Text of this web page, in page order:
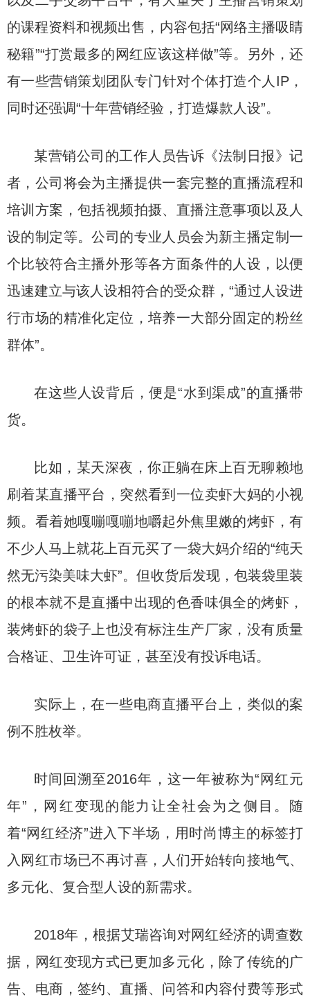
的课程资料和视频出售，内容包括“网络主播吸睛
秘籍”“打赏最多的网红应该这样做”等。另外，还
有一些营销策划团队专门针对个体打造个人IP，
同时还强调“十年营销经验，打造爆款人设”。
某营销公司的工作人员告诉《法制日报》记
者，公司将会为主播提供一套完整的直播流程和
培训方案，包括视频拍摄、直播注意事项以及人
设的制定等。公司的专业人员会为新主播定制一
个比较符合主播外形等各方面条件的人设，以便
迅速建立与该人设相符合的受众群，“通过人设进
行市场的精准化定位，培养一大部分固定的粉丝
群体”。
在这些人设背后，便是“水到渠成”的直播带
货。
比如，某天深夜，你正躺在床上百无聊赖地
刷着某直播平台，突然看到一位卖虾大妈的小视
频。看着她嘎嘣嘎嘣地嚼起外焦里嫩的烤虾，有
不少人马上就花上百元买了一袋大妈介绍的“纯天
然无污染美味大虾”。但收货后发现，包装袋里装
的根本就不是直播中出现的色香味俱全的烤虾，
装烤虾的袋子上也没有标注生产厂家，没有质量
合格证、卫生许可证，甚至没有投诉电话。
实际上，在一些电商直播平台上，类似的案
例不胜枚举。
时间回溯至2016年，这一年被称为“网红元
年”，网红变现的能力让全社会为之侧目。随
着“网红经济”进入下半场，用时尚博主的标签打
入网红市场已不再讨喜，人们开始转向接地气、
多元化、复合型人设的新需求。
2018年，根据艾瑞咨询对网红经济的调查数
据，网红变现方式已更加多元化，除了传统的广
告、电商，签约、直播、问答和内容付费等形式